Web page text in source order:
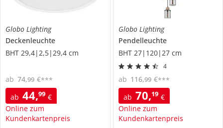
Globo Lighting
Deckenleuchte
BHT 29,4|2,5|29,4 cm
ab 44,99 €
Online zum
Kundenkartenpreis
ab 74,99 €***
Globo Lighting
Pendelleuchte
BHT 27|120|27 cm
4
ab 70,19 €
Online zum
Kundenkartenpreis
ab 116,99 €***